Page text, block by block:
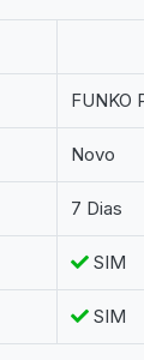
FUNKO
Novo
7 Dias
SIM
SIM